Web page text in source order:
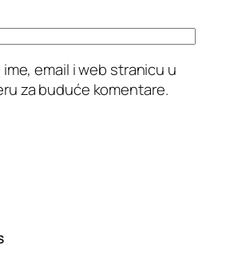
email i web stranicu u
za buduće komentare.